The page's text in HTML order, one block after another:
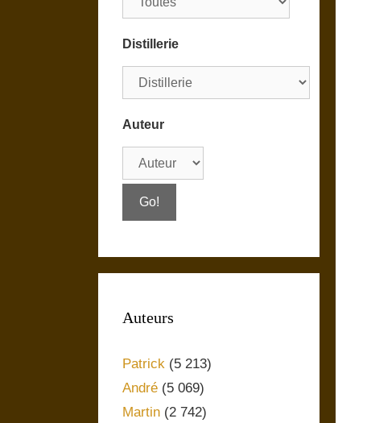
Distillerie
Auteur
Auteurs
Patrick (5 213)
André (5 069)
Martin (2 742)